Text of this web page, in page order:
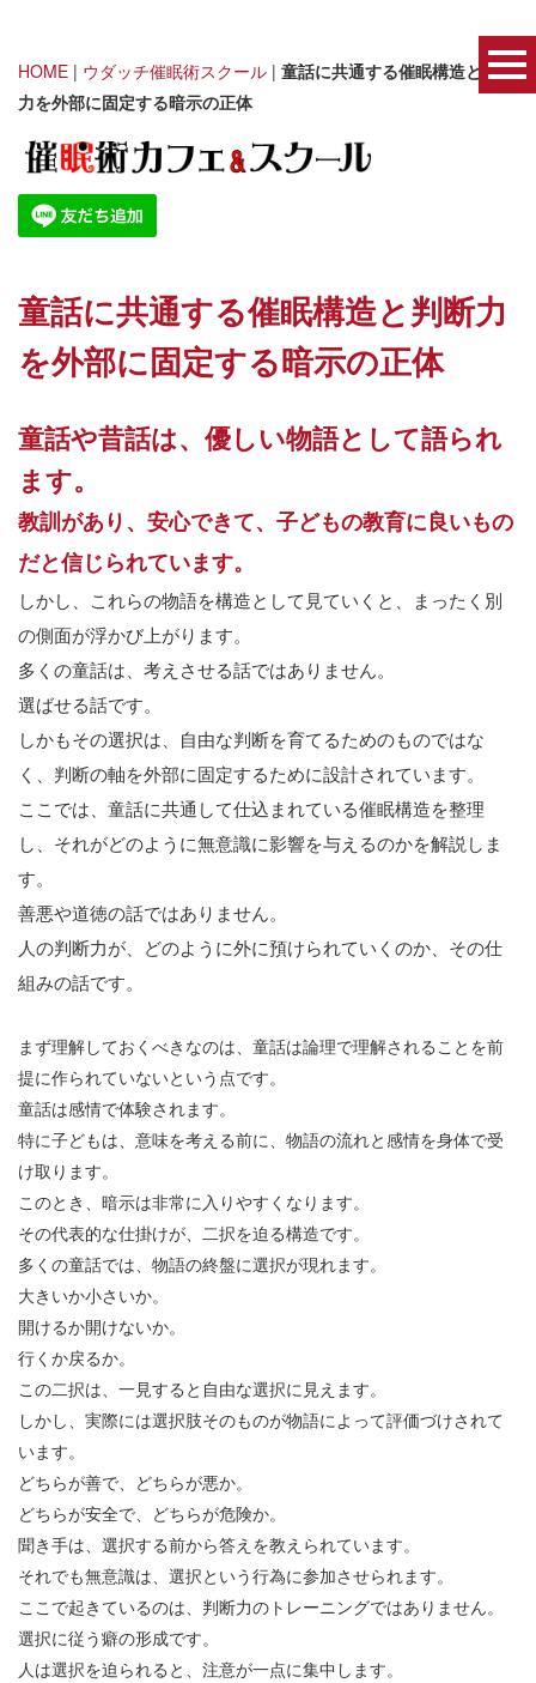
HOME | ウダッチ催眠術スクール | 童話に共通する催眠構造と判断
力を外部に固定する暗示の正体
童話に共通する催眠構造と判断力
を外部に固定する暗示の正体
童話や昔話は、優しい物語として語られ
ます。
教訓があり、安心できて、子どもの教育に良いもの
だと信じられています。
しかし、これらの物語を構造として見ていくと、まったく別
の側面が浮かび上がります。
多くの童話は、考えさせる話ではありません。
選ばせる話です。
しかもその選択は、自由な判断を育てるためのものではな
く、判断の軸を外部に固定するために設計されています。
ここでは、童話に共通して仕込まれている催眠構造を整理
し、それがどのように無意識に影響を与えるのかを解説しま
す。
善悪や道徳の話ではありません。
人の判断力が、どのように外に預けられていくのか、その仕
組みの話です。
まず理解しておくべきなのは、童話は論理で理解されることを前
提に作られていないという点です。
童話は感情で体験されます。
特に子どもは、意味を考える前に、物語の流れと感情を身体で受
け取ります。
このとき、暗示は非常に入りやすくなります。
その代表的な仕掛けが、二択を迫る構造です。
多くの童話では、物語の終盤に選択が現れます。
大きいか小さいか。
開けるか開けないか。
行くか戻るか。
この二択は、一見すると自由な選択に見えます。
しかし、実際には選択肢そのものが物語によって評価づけされて
います。
どちらが善で、どちらが悪か。
どちらが安全で、どちらが危険か。
聞き手は、選択する前から答えを教えられています。
それでも無意識は、選択という行為に参加させられます。
ここで起きているのは、判断力のトレーニングではありません。
選択に従う癖の形成です。
人は選択を迫られると、注意が一点に集中します。